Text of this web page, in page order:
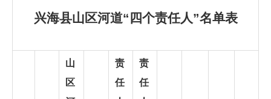
兴海县山区河道“四个责任人”名单表
山
区
责
任
责
任